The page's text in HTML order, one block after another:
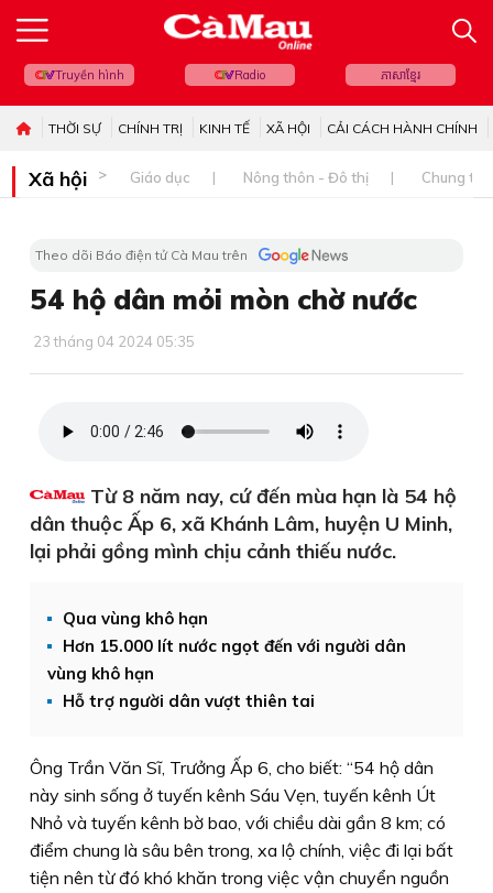
Truyền hình Radio ភាសាខ្មែរ
THỜI SỰ CHÍNH TRỊ KINH TẾ XÃ HỘI CẢI CÁCH HÀNH CHÍNH
Xã hội Giáo dục Nông thôn - Đô thị Chung
Theo dõi Báo điện tử Cà Mau trên
54 hộ dân mỏi mòn chờ nước
23 tháng 04 2024 05:35
Từ 8 năm nay, cứ đến mùa hạn là 54 hộ
dân thuộc Ấp 6, xã Khánh Lâm, huyện U Minh,
lại phải gồng mình chịu cảnh thiếu nước.
Qua vùng khô hạn
Hơn 15.000 lít nước ngọt đến với người dân
vùng khô hạn
Hỗ trợ người dân vượt thiên tai
Ông Trần Văn Sĩ, Trưởng Ấp 6, cho biết: “54 hộ dân
này sinh sống ở tuyến kênh Sáu Vẹn, tuyến kênh Út
Nhỏ và tuyến kênh bờ bao, với chiều dài gần 8 km; có
điểm chung là sâu bên trong, xa lộ chính, việc đi lại bất
tiện nên từ đó khó khăn trong việc vận chuyển nguồn